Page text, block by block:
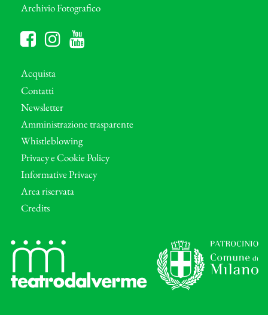
Archivio Fotografico
Acquista
Contatti
Newsletter
Amministrazione trasparente
Whistleblowing
Privacy e Cookie Policy
Informative Privacy
Area riservata
Credits